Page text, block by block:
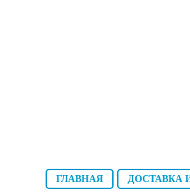
ГЛАВНАЯ ДОСТАВКА